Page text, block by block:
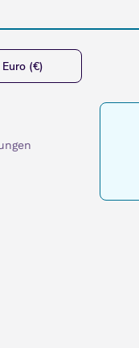
Euro (€)